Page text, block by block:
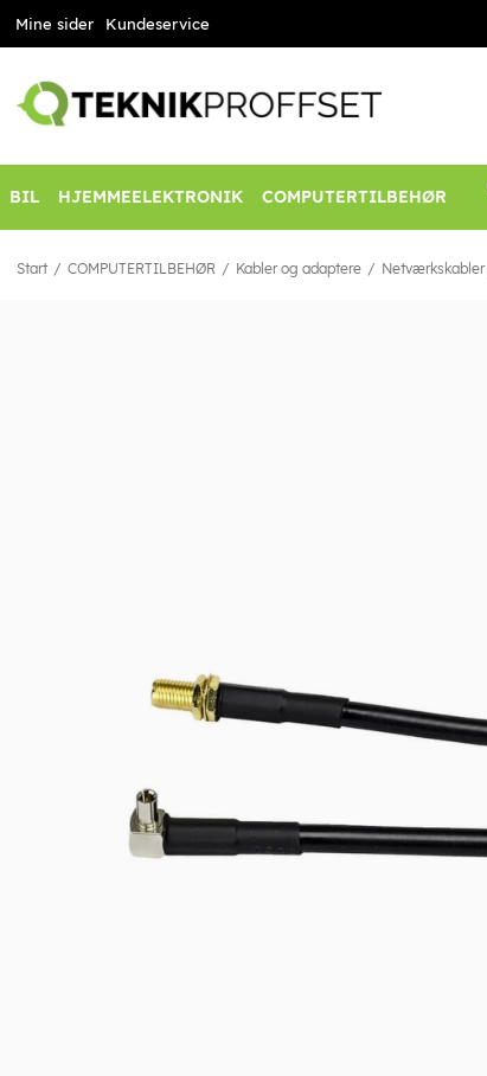
Mine sider Kundeservice
BIL HJEMMEELEKTRONIK COMPUTERTILBEHØR
Start COMPUTERTILBEHØR Kabler og adaptere Netværkskabler